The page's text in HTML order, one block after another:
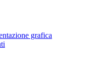
grafica